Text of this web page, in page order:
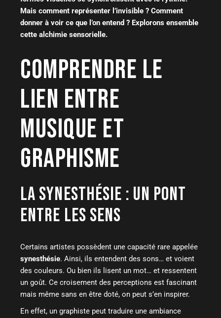
Mais comment représenter l’invisible ? Comment
donner à voir ce que l’on entend ? Explorons ensemble
cette alchimie sensorielle.
COMPRENDRE LE
LIEN ENTRE
MUSIQUE ET
GRAPHISME
LA SYNESTHÉSIE : UN PONT
ENTRE LES SENS
Certains artistes possèdent une capacité rare appelée
synesthésie. Ainsi, ils entendent des sons… et voient
des couleurs. Ou bien ils lisent un mot… et ressentent
un goût. Ce croisement des perceptions est fascinant
mais même sans en être doté, on peut s’en inspirer.
En effet, un graphiste peut traduire une ambiance